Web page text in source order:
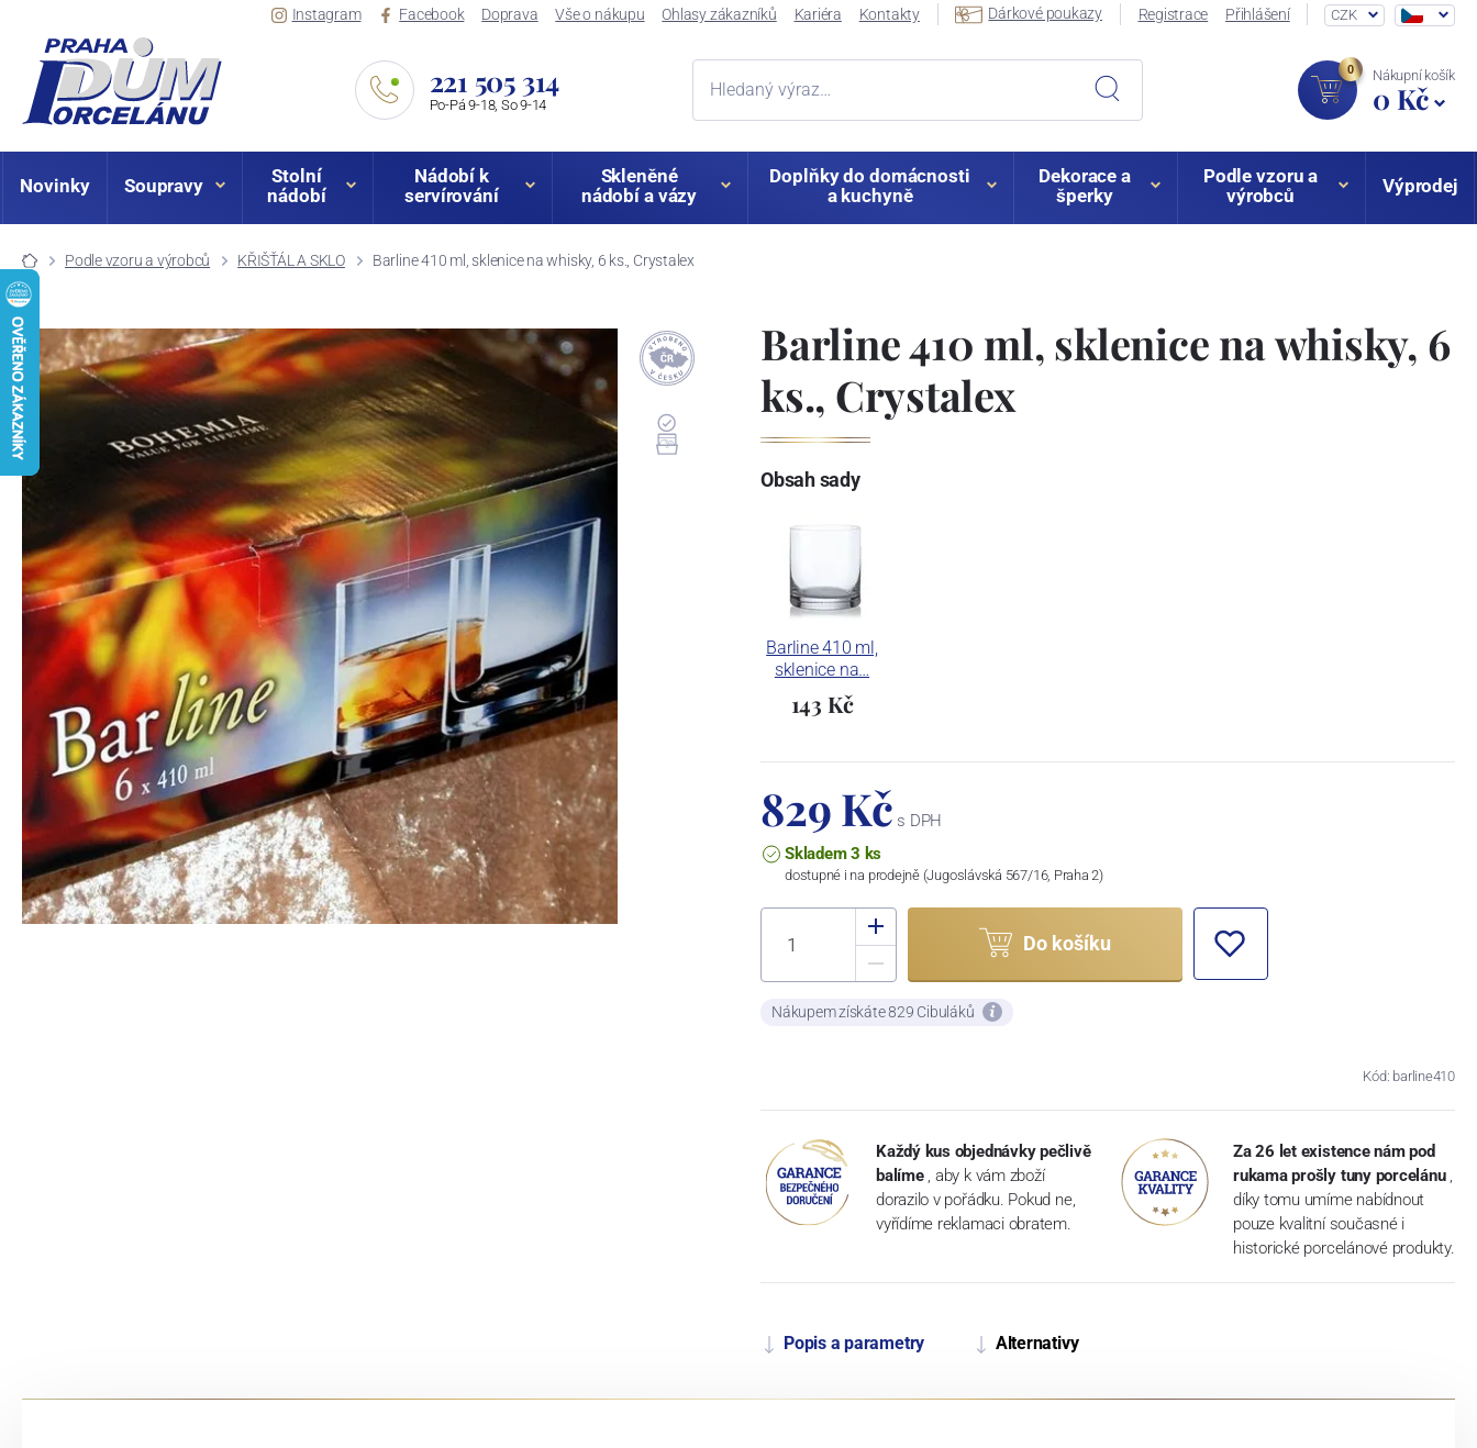
Instagram Facebook Doprava Vše o nákupu Ohlasy zákazníků Kariéra Kontakty Dárkové poukazy Registrace Přihlášení CZK
221 505 314
Po-Pá 9-18, So 9-14
0 Nákupní košík
0 Kč
Novinky Soupravy
Stolní
nádobí
Nádobí k
servírování
Skleněné
nádobí a vázy
Doplňky do domácnosti
a kuchyně
Dekorace a
šperky
Podle vzoru a
výrobců
Výprodej
Podle vzoru a výrobců KŘIŠŤÁL A SKLO Barline 410 ml, sklenice na whisky, 6 ks., Crystalex
Barline 410 ml, sklenice na whisky, 6
ks., Crystalex
Obsah sady
Barline 410 ml,
sklenice na…
143 Kč
829 Kč s DPH
Skladem 3 ks
dostupné i na prodejně (Jugoslávská 567/16, Praha 2)
Do košíku
Nákupem získáte 829 Cibuláků
Kód: barline410
Každý kus objednávky pečlivě
balíme , aby k vám zboží
dorazilo v pořádku. Pokud ne,
vyřídíme reklamaci obratem.
Za 26 let existence nám pod
rukama prošly tuny porcelánu ,
díky tomu umíme nabídnout
pouze kvalitní současné i
historické porcelánové produkty.
Popis a parametry Alternativy